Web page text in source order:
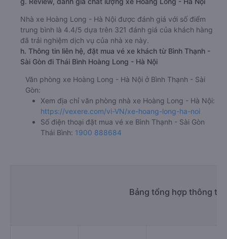
Nhà xe Hoàng Long - Hà Nội được đánh giá với số điểm
trung bình là 4.4/5 dựa trên 321 đánh giá của khách hàng
đã trải nghiệm dịch vụ của nhà xe này.
h. Thông tin liên hệ, đặt mua vé xe khách từ Bình Thạnh -
Sài Gòn đi Thái Bình Hoàng Long - Hà Nội
Văn phòng xe Hoàng Long - Hà Nội ở Bình Thạnh - Sài
Gòn:
Xem địa chỉ văn phòng nhà xe Hoàng Long - Hà Nội:
https://vexere.com/vi-VN/xe-hoang-long-ha-noi
Số điện thoại đặt mua vé xe Bình Thạnh - Sài Gòn
Thái Bình: 1900 888684
Bảng tổng hợp thông